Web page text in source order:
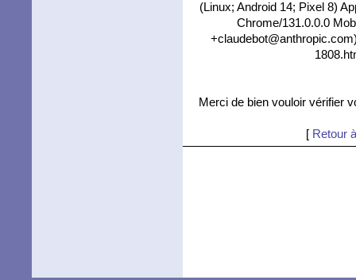
(Linux; Android 14; Pixel 8)
Chrome/131.0.0.0
Merci de bien vouloir vérifier
[ Retour